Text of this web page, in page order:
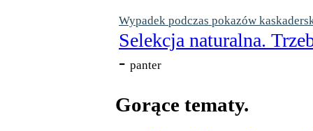
Wypadek podczas pokazów
Selekcja naturalna.
- panter
Gorące tematy.